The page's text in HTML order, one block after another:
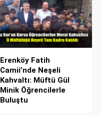
Erenköy Fatih
Camii’nde Neşeli
Kahvaltı: Müftü Gül
Minik Öğrencilerle
Buluştu